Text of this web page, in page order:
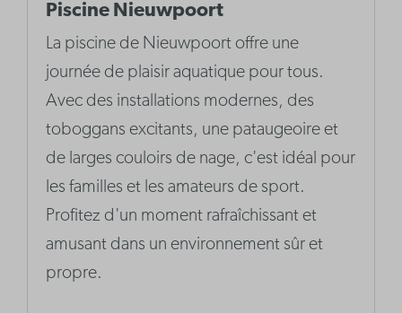
Piscine Nieuwpoort
La piscine de Nieuwpoort offre une
journée de plaisir aquatique pour tous.
Avec des installations modernes, des
toboggans excitants, une pataugeoire et
de larges couloirs de nage, c'est idéal pour
les familles et les amateurs de sport.
Profitez d'un moment rafraîchissant et
amusant dans un environnement sûr et
propre.